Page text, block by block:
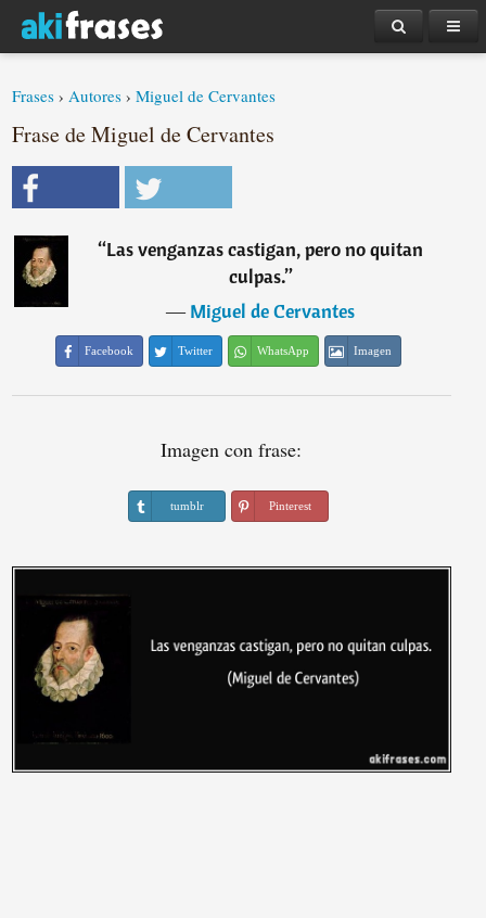
Frases ›Autores ›Miguel de Cervantes
Frase de Miguel de Cervantes
“Las venganzas castigan, pero no quitan
culpas.”
―Miguel de Cervantes
Facebook Twitter WhatsApp Imagen
Imagen con frase:
tumblr Pinterest